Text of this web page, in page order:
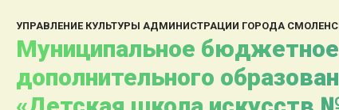
УПРАВЛЕНИЕ КУЛЬТУРЫ АДМИНИСТРАЦИИ ГОРОДА
Муниципальное
дополнительного